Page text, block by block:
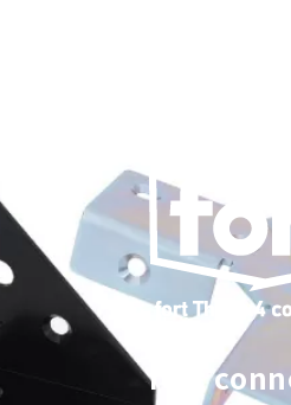
fort